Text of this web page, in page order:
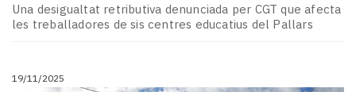
Una desigualtat retributiva denunciada per CGT que afecta
les treballadores de sis centres educatius del Pallars
19/11/2025